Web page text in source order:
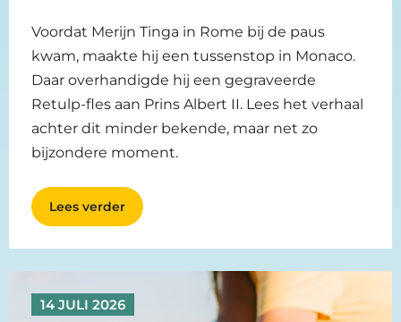
Voordat Merijn Tinga in Rome bij de paus
kwam, maakte hij een tussenstop in Monaco.
Daar overhandigde hij een gegraveerde
Retulp-fles aan Prins Albert II. Lees het verhaal
achter dit minder bekende, maar net zo
bijzondere moment.
Lees verder
14 JULI 2026